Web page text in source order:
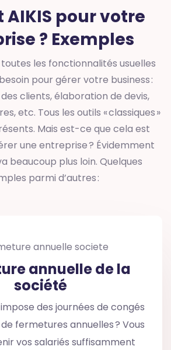
AIKIS pour votre
? Exemples
toutes les fonctionnalités usuelles
pour gérer votre business :
clients, élaboration de devis,
etc. Tous les outils « classiques »
Mais est-ce que cela est
une entreprise ? Évidemment
beaucoup plus loin. Quelques
parmi d’autres :
annuelle de la
société
des journées de congés
fermetures annuelles ? Vous
vos salariés suffisamment